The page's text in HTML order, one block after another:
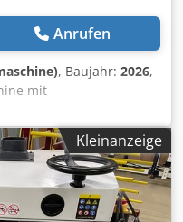
Anrufen
, Baujahr: 2026,
mit
- Ein und
Bedienpult - Ein und
- Elektronische
mit 2 Rollen
Tischpositionierung mit
Auch für kleinere
Kleinanzeige